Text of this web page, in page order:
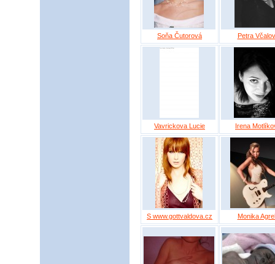
Soňa Čutorová Petra
Vavrickova Lucie Irena
S www.gottvaldova.cz Monika